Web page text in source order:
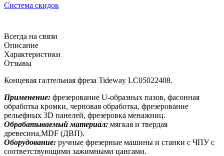
Система скидок
Всегда на связи
Описание
Характеристики
Отзывы
Концевая галтельная фреза Tideway LC05022408.
Применение: фрезерование U-образных пазов, фасонная
обработка кромки, черновая обработка, фрезерование
рельефных 3D панелей, фрезеровка менажниц.
Обрабатываемый материал: мягкая и твердая
древесина,MDF (ДВП).
Оборудование: ручные фрезерные машины и станки с ЧПУ с
соответствующими зажимными цангами.